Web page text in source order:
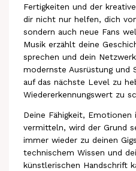
Fertigkeiten und der
dir nicht nur helfen, dich
sondern auch neue Fans
Musik erzählt deine
sprechen und dein
modernste Ausrüstung und
auf das nächste Level zu
Wiedererkennungswert zu
Deine Fähigkeit, Emotionen
vermitteln, wird der Grund
immer wieder zu deinen
technischem Wissen und
künstlerischen Handschrift